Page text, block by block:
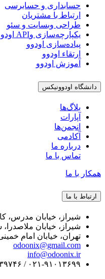
حسابداری و حسابرسی
ارتباط با مشتریان
طراحی وبسایت و سئو
یکپارچه‌سازی وAPI اودوو
پیاده‌سازی اودوو
ارتقاء اودوو
آموزش اودوو
دانشگاه اودوونیکس
بلاگ‌ها
آپارات
انجمن‌ها
آکادمی
درباره ما
تماس با ما
همکار با ما
ارتباط با ما
شیراز، خیابان مدرس،
شیراز، خیابان ملاصدرا،
تهران، خیابان امام
odoonix@gmail.com
info@odoonix.ir
۰۲۱-۹۱۰۱۳۶۹۹ / ۰۹۹۶۱۲۳۹۷۴۶ / ۰۹۱۰۱۹۸۱۷۱۳-۱۴